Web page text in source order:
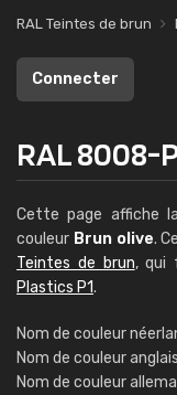
RAL Teintes de brun
Connecter
RAL 8008-
Cette page affiche
couleur Brun olive.
Teintes de brun, qui
Plastics P1.
Nom de couleur
Nom de couleur
Nom de couleur